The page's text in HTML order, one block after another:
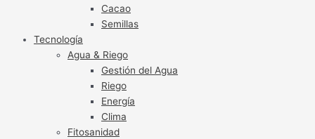
Cacao
Semillas
Tecnología
Agua & Riego
Gestión del Agua
Riego
Energía
Clima
Fitosanidad